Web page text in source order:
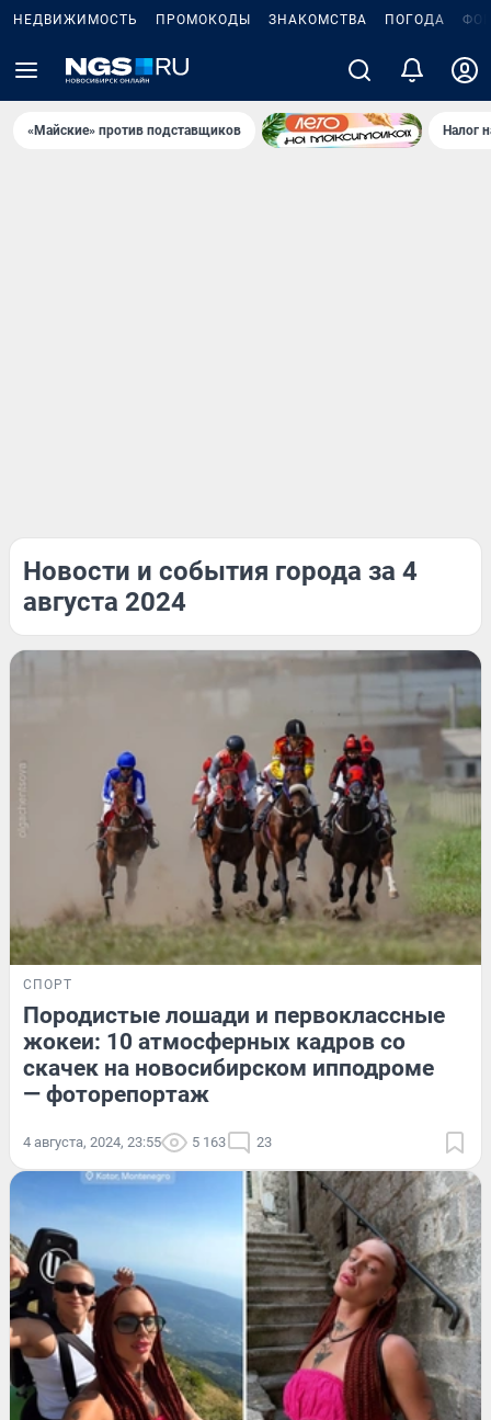
НЕДВИЖИМОСТЬ ПРОМОКОДЫ ЗНАКОМСТВА ПОГОДА
«Майские» против подставщиков Налог
Новости и события города за 4
августа 2024
СПОРТ
Породистые лошади и первоклассные
жокеи: 10 атмосферных кадров со
скачек на новосибирском ипподроме
— фоторепортаж
4 августа, 2024, 23:55 5 163 23